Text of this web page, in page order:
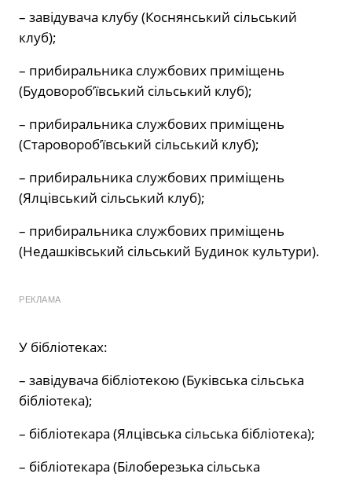
– завідувача клубу (Коснянський сільський
клуб);
– прибиральника службових приміщень
(Будовороб’ївський сільський клуб);
– прибиральника службових приміщень
(Старовороб’ївський сільський клуб);
– прибиральника службових приміщень
(Ялцівський сільський клуб);
– прибиральника службових приміщень
(Недашківський сільський Будинок культури).
РЕКЛАМА
У бібліотеках:
– завідувача бібліотекою (Буківська сільська
бібліотека);
– бібліотекара (Ялцівська сільська бібліотека);
– бібліотекара (Білоберезька сільська